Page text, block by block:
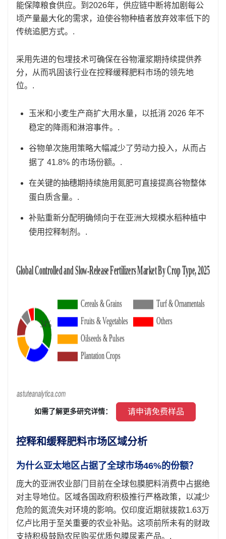
能保障粮食供应。到2026年，供应链中断将加剧每公
顷产量最大化的需求，迫使谷物种植者放弃效率低下的
传统追肥方式。.
采用先进的包埋技术可确保在谷物灌浆期持续提供养
分，从而巩固该行业在控释缓释肥料市场的领先地
位。.
玉米和小麦生产商扩大用水量，以抵消 2026 年不
稳定的降雨和淋溶事件。.
谷物单次施用策略大幅减少了劳动力投入，从而占
据了 41.8% 的市场份额。.
在关键的抽穗期持续施用氮肥可直接提高谷物整体
蛋白质含量。.
补贴重新分配明确倾向于在亚洲大规模水稻种植中
使用控释制剂。.
如需了解更多研究详情： 请申请免费样品
控释和缓释肥料市场区域分析
为什么亚太地区占据了全球市场46%的份额？
庞大的亚洲农业部门目前在全球包膜肥料消费中占据绝
对主导地位。区域各国政府积极推行严格政策，以减少
危险的氮流失对环境的影响。仅印度近期就拨款1.63万
亿卢比用于至关重要的农业补贴。这项前所未有的财政
支持积极鼓励农民购买优质包膜尿素产品。.